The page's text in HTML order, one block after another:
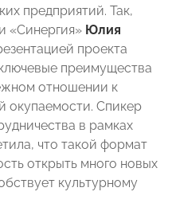
предприятий. Так,
«Синергия» Юлия
проекта
преимущества
отношении к
окупаемости. Спикер
в рамках
что такой формат
открыть много новых
культурному